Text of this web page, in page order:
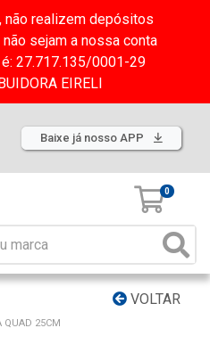
não realizem depósitos
sejam a nossa conta
27.717.135/0001-29
EIRELI
Baixe já nosso APP
0
VOLTAR
QUAD 25CM